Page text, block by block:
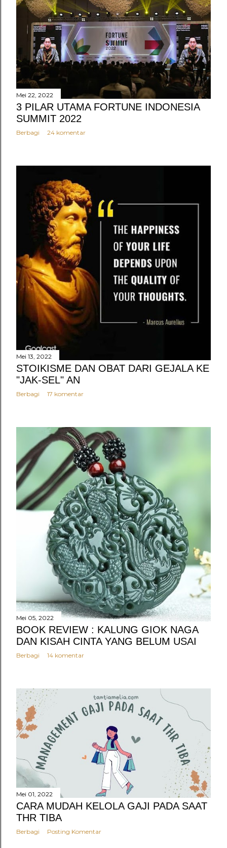
Mei 22, 2022
3 PILAR UTAMA FORTUNE INDONESIA
SUMMIT 2022
Berbagi 24 komentar
Mei 13, 2022
STOIKISME DAN OBAT DARI GEJALA KE
"JAK-SEL" AN
Berbagi 17 komentar
Mei 05, 2022
BOOK REVIEW : KALUNG GIOK NAGA
DAN KISAH CINTA YANG BELUM USAI
Berbagi 14 komentar
Mei 01, 2022
CARA MUDAH KELOLA GAJI PADA SAAT
THR TIBA
Berbagi Posting Komentar